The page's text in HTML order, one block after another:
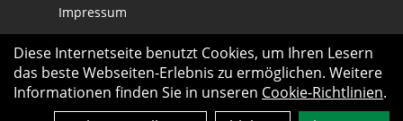
Impressum
Diese Internetseite benutzt Cookies, um Ihren Lesern
das beste Webseiten-Erlebnis zu ermöglichen. Weitere
Informationen finden Sie in unseren Cookie-Richtlinien.